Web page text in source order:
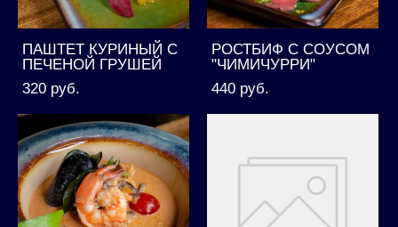
ПАШТЕТ КУРИНЫЙ С
ПЕЧЕНОЙ ГРУШЕЙ
320 pуб.
РОСТБИФ С СОУСОМ
"ЧИМИЧУРРИ"
440 pуб.